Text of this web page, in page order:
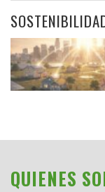
QUIENES